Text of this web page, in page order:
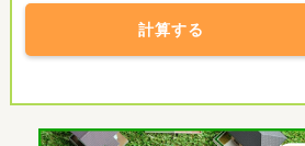
計算する